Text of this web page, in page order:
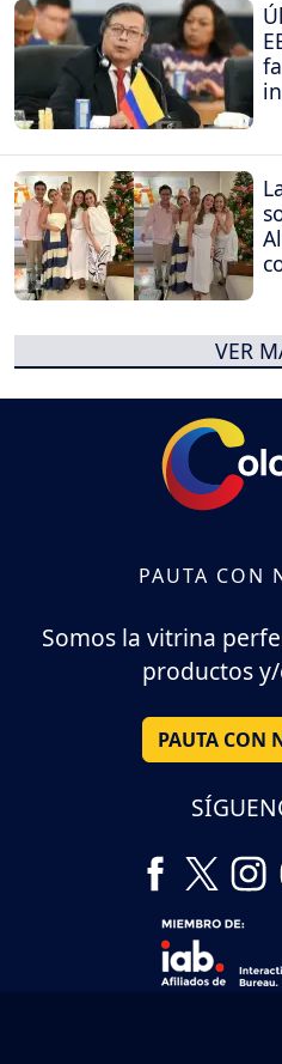
VER
PAUTA CON
Somos la vitrina
productos
PAUTA CON